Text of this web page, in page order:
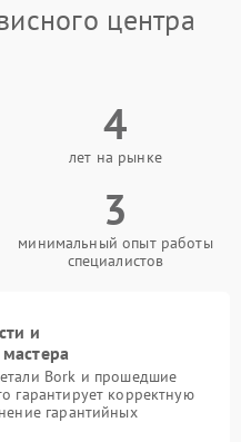
центра
4
лет на рынке
3
минимальный опыт работы
специалистов
и
Bork и прошедшие
гарантирует корректную
гарантийных